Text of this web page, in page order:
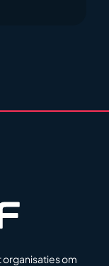
organisaties om